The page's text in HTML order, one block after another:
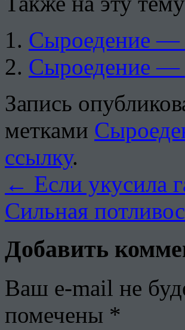
Сыроедение —
Сыроедение —
Запись
метками
ссылку.
← Если укусила
Сильная
Добавить
Ваш e-mail не
помечены *